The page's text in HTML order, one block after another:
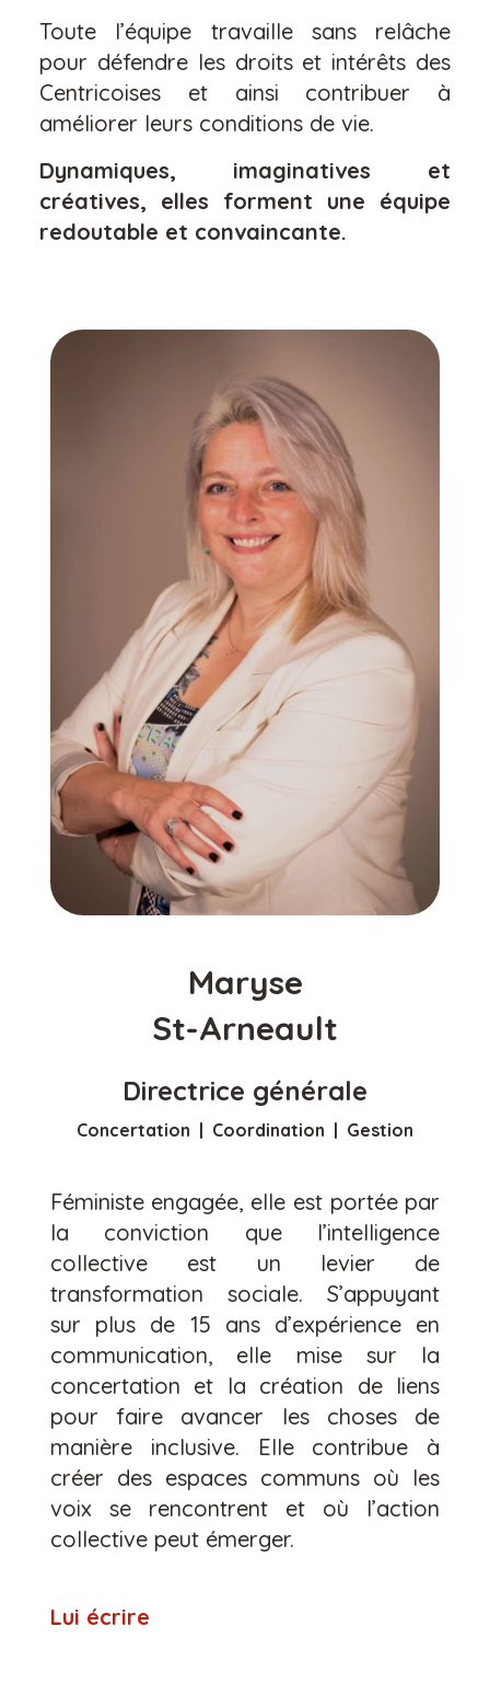
Toute l’équipe travaille sans relâche
pour défendre les droits et intérêts des
Centricoises et ainsi contribuer à
améliorer leurs conditions de vie.
Dynamiques, imaginatives et
créatives, elles forment une équipe
redoutable et convaincante.
Maryse
St-Arneault
Directrice générale
Concertation | Coordination | Gestion
Féministe engagée, elle est portée par
la conviction que l’intelligence
collective est un levier de
transformation sociale. S’appuyant
sur plus de 15 ans d’expérience en
communication, elle mise sur la
concertation et la création de liens
pour faire avancer les choses de
manière inclusive. Elle contribue à
créer des espaces communs où les
voix se rencontrent et où l’action
collective peut émerger.
Lui écrire